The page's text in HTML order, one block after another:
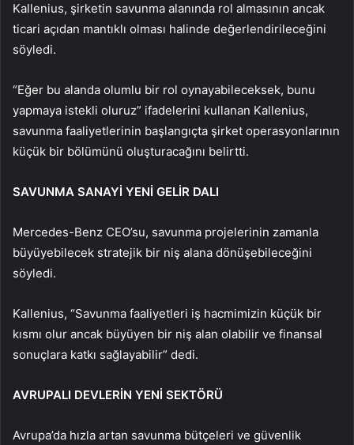
Kallenius, şirketin savunma alanında rol almasının ancak
ticari açıdan mantıklı olması halinde değerlendirileceğini
söyledi.
“Eğer bu alanda olumlu bir rol oynayabileceksek, bunu
yapmaya istekli oluruz” ifadelerini kullanan Kallenius,
savunma faaliyetlerinin başlangıçta şirket operasyonlarının
küçük bir bölümünü oluşturacağını belirtti.
SAVUNMA SANAYİ YENİ GELİR DALI
Mercedes-Benz CEO’su, savunma projelerinin zamanla
büyüyebilecek stratejik bir niş alana dönüşebileceğini
söyledi.
Kallenius, “Savunma faaliyetleri iş hacmimizin küçük bir
kısmı olur ancak büyüyen bir niş alan olabilir ve finansal
sonuçlara katkı sağlayabilir” dedi.
AVRUPALI DEVLERİN YENİ SEKTÖRÜ
Avrupa’da hızla artan savunma bütçeleri ve güvenlik